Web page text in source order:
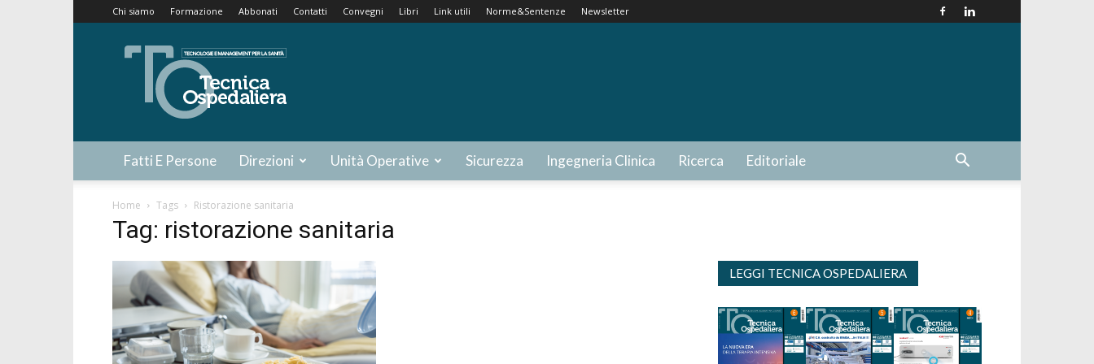
Chi siamo Formazione Abbonati Contatti Convegni Libri Link utili Norme&Sentenze Newsletter
Tecnica
Ospedaliera
Fatti E Persone Direzioni Unità Operative Sicurezza Ingegneria Clinica Ricerca Editoriale
Home Tags Ristorazione sanitaria
Tag: ristorazione sanitaria
LEGGI TECNICA OSPEDALIERA